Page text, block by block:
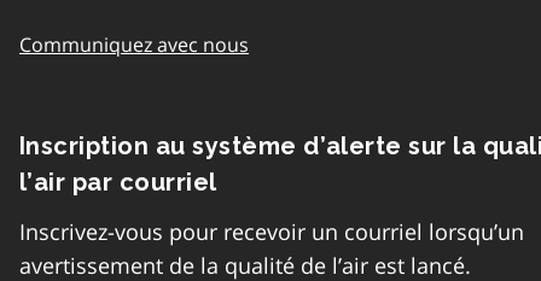
Communiquez avec nous
Inscription au système d’alerte sur la
l’air par courriel
Inscrivez-vous pour recevoir un courriel lorsqu’un
avertissement de la qualité de l’air est lancé.